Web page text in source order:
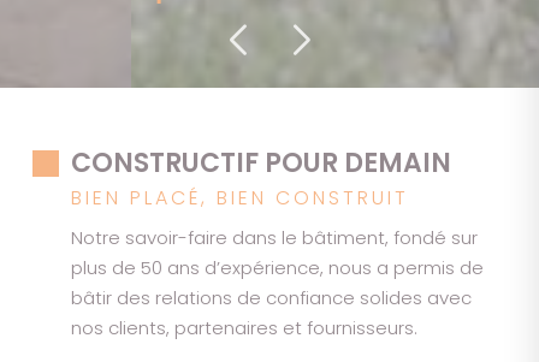
CONSTRUCTIF POUR DEMAIN
BIEN PLACÉ, BIEN CONSTRUIT
Notre savoir-faire dans le bâtiment, fondé sur
plus de 50 ans d’expérience, nous a permis de
bâtir des relations de confiance solides avec
nos clients, partenaires et fournisseurs.